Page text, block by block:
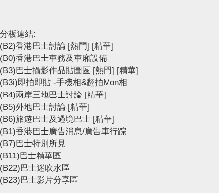
分板連結:
(B2)香港巴士討論 [熱門] [精華]
(B0)香港巴士車務及車廂設備
(B3)巴士攝影作品貼圖區 [熱門] [精華]
(B3i)即拍即貼 -手機相&翻拍Mon相
(B4)兩岸三地巴士討論 [精華]
(B5)外地巴士討論 [精華]
(B6)旅遊巴士及過境巴士 [精華]
(B1)香港巴士廣告消息/廣告車行踪
(B7)巴士特別所見
(B11)巴士精華區
(B22)巴士迷吹水區
(B23)巴士影片分享區